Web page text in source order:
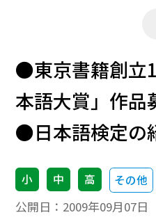
●東京書籍創立
本語大賞」作品
●日本語検定の
小 中 高 その他
公開日： 2009年09月07日